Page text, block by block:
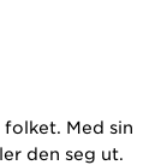
folket. Med sin
den seg ut.